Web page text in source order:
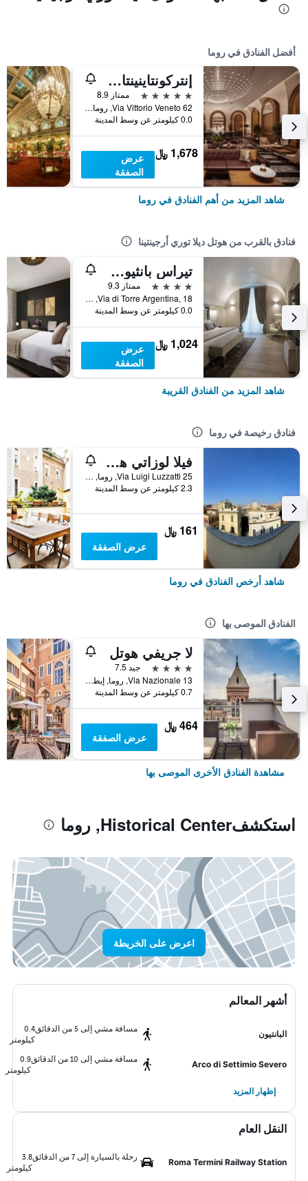
أفضل الفنادق في روما
إنتركونتاينينتال روم أمباسشياتوري بالاس باي آيتش جي
5 نجوم
ممتاز 8.9
Via Vittorio Veneto 62, روما, إيطاليا
0.0 كيلومتر عن وسط المدينة
1,678 ﷼
عرض
الصفقة
شاهد المزيد من أهم الفنادق في روما
فنادق بالقرب من هوتل ديلا توري أرجينتينا
تيراس بانثيون ريلايس
4 نجوم
ممتاز 9.3
Via di Torre Argentina, 18, روما, إيطاليا
0.0 كيلومتر عن وسط المدينة
1,024 ﷼
عرض
الصفقة
شاهد المزيد من الفنادق القريبة
فنادق رخيصة في روما
فيلا لوزاتي هوستل
25 Via Luigi Luzzatti, روما, إيطاليا
2.3 كيلومتر عن وسط المدينة
161 ﷼
عرض الصفقة
شاهد أرخص الفنادق في روما
الفنادق الموصى بها
لا جريفي هوتل
4 نجوم
جيد 7.5
Via Nazionale 13, روما, إيطاليا
0.7 كيلومتر عن وسط المدينة
464 ﷼
عرض الصفقة
مشاهدة الفنادق الأخرى الموصى بها
استكشفHistorical Center, روما
اعرض على الخريطة
أشهر المعالم
البانتيون
مسافة مشي إلى 5 من الدقائق
0.4
كيلومتر
Arco di Settimio Severo
مسافة مشي إلى 10 من الدقائق
0.9
كيلومتر
إظهار المزيد
النقل العام
Roma Termini Railway Station
رحلة بالسيارة إلى 7 من الدقائق
3.8
كيلومتر